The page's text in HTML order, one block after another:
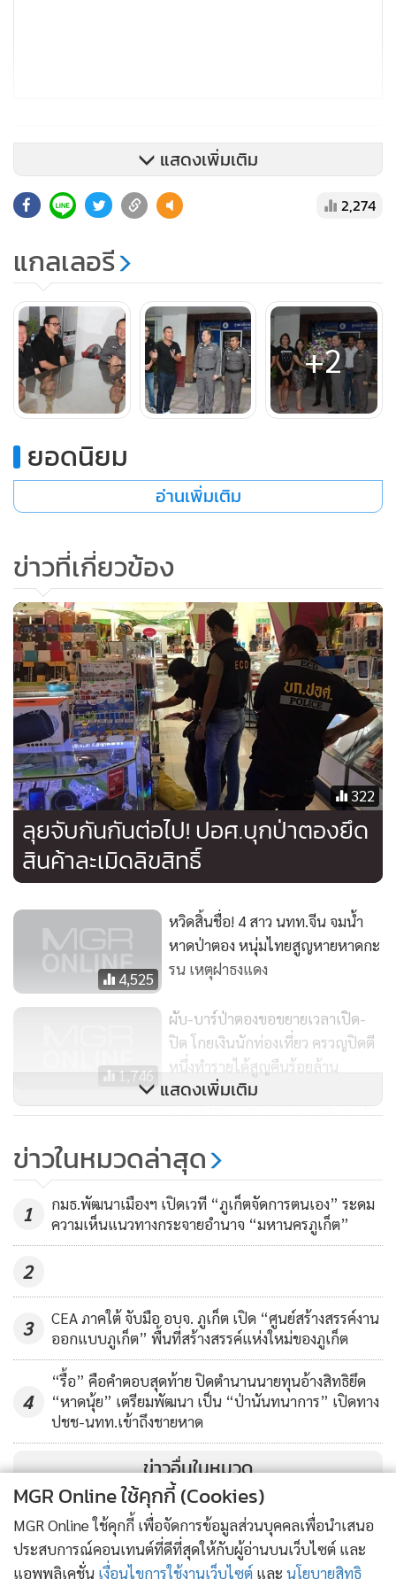
ขณะที่เรื่องสินค้าละเมิดลิขสิทธิ์ในพื้นที่ป่าตอง ซึ่งป่าตองเป็น
เมืองท่องเที่ยว ผู้ประกอบการมักจะฉวยโอกาสลักลอบจำหน่าย
สินค้า แต่ที่ผ่านมา ก็มีผลการจับกุมตลอดมา และจะดำเนินการก
วาดล้างอย่างต่อเนื่อง เพราะเป็นการทำลายภาพลักษณ์การท่อง
เที่ยว
สำหรับการสร้างความมั่นใจให้แก่นักท่องเที่ยว ขณะนี้ทาง สภ.ป่า
ตอง ได้ออกมาตรการต่างๆ ในการดูแลความปลอดภัยนักท่อง
เที่ยว มีการจัดทำป้ายเตือนจุดลงเล่นน้ำบริเวณหาดปาตอง มีการ
เพิ่มกำลังสายตรวจ โดยเฉพาะเวลากลางคืน จุดตรวจตามร้านค้า
ร้านสะดวกซื้อ ตามชายหาด และสถานที่เปลี่ยว มีการเพิ่มไฟส่อง
สว่าง มีเจ้าหน้าที่เดินตรวจตลอดเพื่อป้องกันปัญหาด้าน
พ.ต.อ.ทัศนัย กล่าวต่อไปว่า สิ่งที่จะเพิ่มเติมในป่าตอง เพื่อเพิ่ม
ศักยภาพการดูแลความปลอดภัยให้แก้ประชาชน และนักท่อง
เที่ยว คือ การเพิ่มกล้องวงจรปิด หรือ CCTV ในพื้นที่เสี่ยง โดย
เฉพาะริมชายหาดป่าตอง ตอนนี้กำลังอยู่ระหว่างการประสานกับ
ทางเทศบาลเพื่อหาผู้สนับสนุนเรื่องกล้อง โดยมีคนที่พร้อมจะ
สนับสนุนอยู่แล้ว แต่จะต้องมาคุยกันในเรื่องของการเชื่อม
สัญญาณกับศูนย์ของทางราชการ เช่น เทศบาล โดยเรื่องนี้จะรีบ
ดำเนินการติดตั้งกล้องให้เร็วที่สุด ต่อไปถ้าเราสามารถติดตั้งบน
หาดได้เชื่อว่าเหตุต่างๆ ที่ไม่ดีบนหาดก็จะไม่เกิดขึ้น
แสดงเพิ่มเติม
2,274
แกลเลอรี
+2
ยอดนิยม
อ่านเพิ่มเติม
ข่าวที่เกี่ยวข้อง
322
ลุยจับกันกันต่อไป! ปอศ.บุกป่าตองยึด
สินค้าละเมิดลิขสิทธิ์
4,525
หวิดสิ้นชื่อ! 4 สาว นทท.จีน จมน้ำ
หาดป่าตอง หนุ่มไทยสูญหายหาดกะ
รน เหตุฝาธงแดง
1,746
ผับ-บาร์ป่าตองขอขยายเวลาเปิด-
ปิด โกยเงินนักท่องเที่ยว ครวญปิดตี
หนึ่งทำรายได้สูญคืนร้อยล้าน
947
ชุดปฏิบัติการพิเศษ ปค.ลุยจับสินค้า
ตอง
แสดงเพิ่มเติม
ข่าวในหมวดล่าสุด
1
กมธ.พัฒนาเมืองฯ เปิดเวที “ภูเก็ตจัดการตนเอง” ระดม
ความเห็นแนวทางกระจายอำนาจ “มหานครภูเก็ต”
2
3
CEA ภาคใต้ จับมือ อบจ. ภูเก็ต เปิด “ศูนย์สร้างสรรค์งาน
ออกแบบภูเก็ต” พื้นที่สร้างสรรค์แห่งใหม่ของภูเก็ต
4
“รื้อ” คือคำตอบสุดท้าย ปิดตำนานนายทุนอ้างสิทธิยึด
“หาดนุ้ย” เตรียมพัฒนา เป็น “ป่านันทนาการ” เปิดทาง
ปชช-นทท.เข้าถึงชายหาด
ข่าวอื่นในหมวด
MGR Online ใช้คุกกี้ (Cookies)
MGR Online ใช้คุกกี้ เพื่อจัดการข้อมูลส่วนบุคคลเพื่อนำเสนอ
ประสบการณ์คอนเทนต์ที่ดีที่สุดให้กับผู้อ่านบนเว็บไซต์ และ
แอพพลิเคชั่น เงื่อนไขการใช้งานเว็บไซต์ และ นโยบายสิทธิ